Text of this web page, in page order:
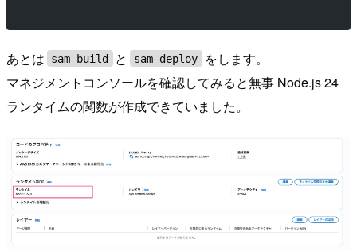
あとは sam build と sam deploy
をします。
マネジメントコンソールを確認してみると無事 Node.js 24
ランタイムの関数が作成できていました。